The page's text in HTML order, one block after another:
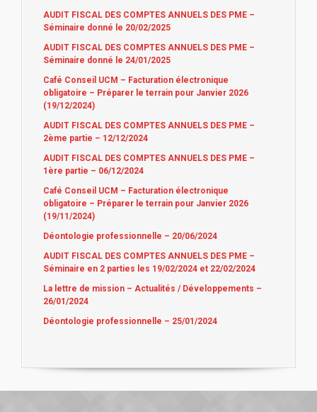
AUDIT FISCAL DES COMPTES ANNUELS DES PME –
Séminaire donné le 20/02/2025
AUDIT FISCAL DES COMPTES ANNUELS DES PME –
Séminaire donné le 24/01/2025
Café Conseil UCM – Facturation électronique
obligatoire – Préparer le terrain pour Janvier 2026
(19/12/2024)
AUDIT FISCAL DES COMPTES ANNUELS DES PME –
2ème partie – 12/12/2024
AUDIT FISCAL DES COMPTES ANNUELS DES PME –
1ère partie – 06/12/2024
Café Conseil UCM – Facturation électronique
obligatoire – Préparer le terrain pour Janvier 2026
(19/11/2024)
Déontologie professionnelle – 20/06/2024
AUDIT FISCAL DES COMPTES ANNUELS DES PME –
Séminaire en 2 parties les 19/02/2024 et 22/02/2024
La lettre de mission – Actualités / Développements –
26/01/2024
Déontologie professionnelle – 25/01/2024